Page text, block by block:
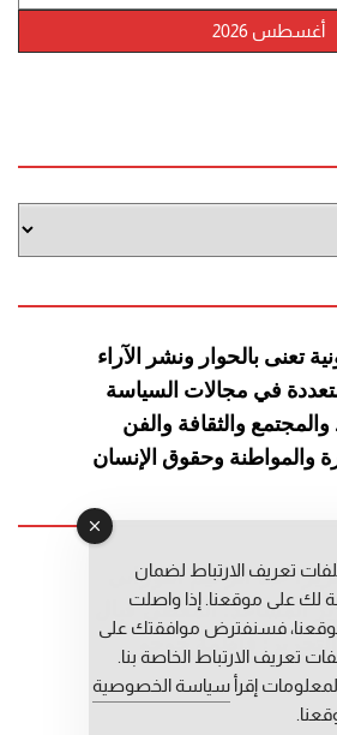
أغسطس 2026
تعنى بالحوار ونشر
الآراء
في مجالات السياسة
والمجتمع والثقافة والفن
والمواطنة وحقوق الإنسان
عبد الرحيم التوراني
المساعد: المعطي قبال
التحرير: فاطمة حوحو
تعريف الارتباط لضمان
لك على موقعنا. إذا واصلت
فسنفترض موافقتك على
تعريف الارتباط الخاصة بنا.
إقرأ سياسة الخصوصية